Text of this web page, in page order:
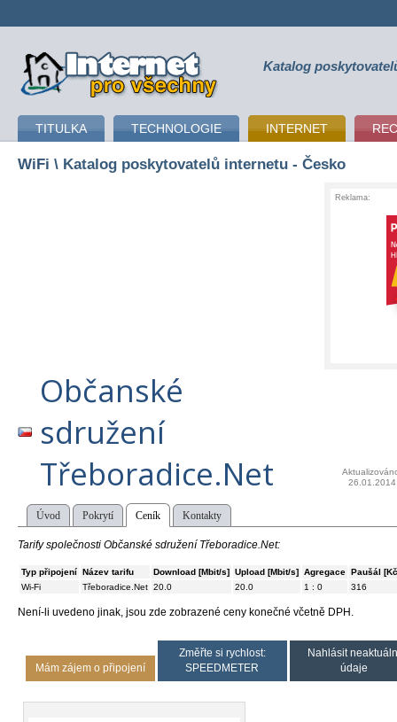
připojení k internetu Katalog
TITULKA TECHNOLOGIE INTERNET
WiFi \ Katalog poskytovatelů internetu - Česko
Reklama:
Občanské
sdružení
Třeboradice.Net
26.01.2014
Úvod Pokrytí Ceník Kontakty
Tarify společnosti Občanské sdružení Třeboradice.Net:
Typ připojení Název tarifu Download [Mbit/s] Upload [Mbit/s] Agregace Paušál
Wi-Fi
Třeboradice.Net 20.0 20.0 1 : 0 316
Není-li uvedeno jinak, jsou zde zobrazené ceny konečné včetně DPH.
Mám zájem o připojení
Změřte si rychlost:
SPEEDMETER
Nahlásit
údaje